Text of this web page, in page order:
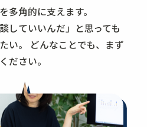
多角的に支えます。
していいんだ」と思っても
い。
どんなことでも、まず
ださい。